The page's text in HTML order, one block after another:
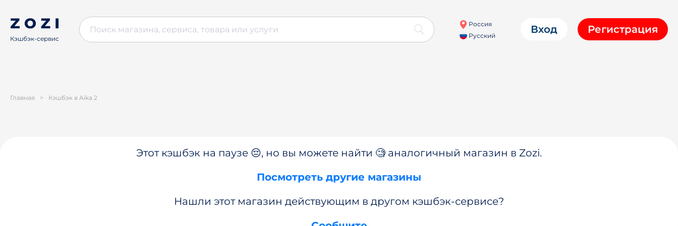
Кэшбэк-сервис
Россия
Русский
Вход Регистрация
Главная > Кэшбэк в Aika 2
Этот кэшбэк на паузе 😔, но вы можете найти 🧐 аналогичный магазин в Zozi.
Посмотреть другие магазины
Нашли этот магазин действующим в другом кэшбэк-сервисе?